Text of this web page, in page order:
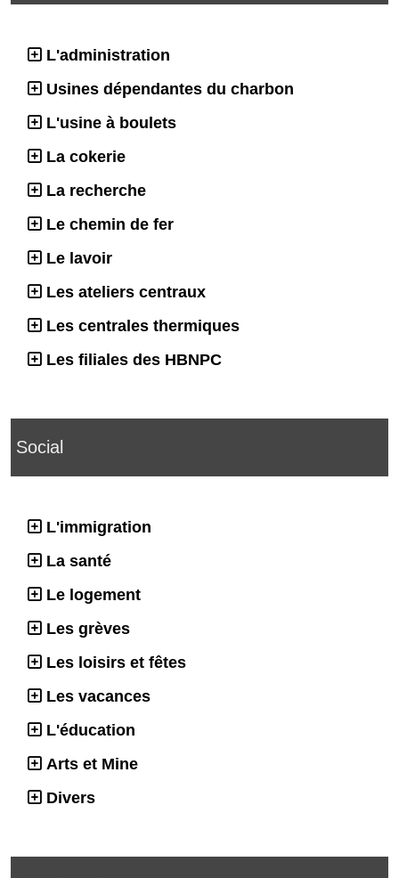
L'administration
Usines dépendantes du charbon
L'usine à boulets
La cokerie
La recherche
Le chemin de fer
Le lavoir
Les ateliers centraux
Les centrales thermiques
Les filiales des HBNPC
Social
L'immigration
La santé
Le logement
Les grèves
Les loisirs et fêtes
Les vacances
L'éducation
Arts et Mine
Divers